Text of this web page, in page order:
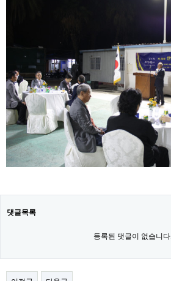
댓글목록
등록된 댓글이 없습니다.